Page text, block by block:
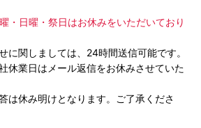
・日曜・祭日はお休みをいただいており
に関しましては、24時間送信可能です。
休業日はメール返信をお休みさせていた
は休み明けとなります。ご了承くださ